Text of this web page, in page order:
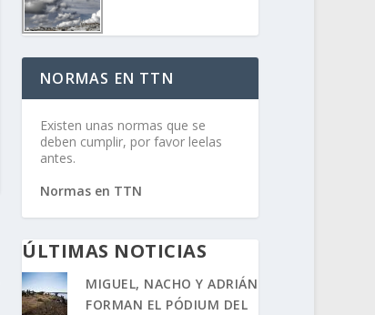
NORMAS EN TTN
Existen unas normas que se
deben cumplir, por favor leelas
antes.
Normas en TTN
ÚLTIMAS NOTICIAS
MIGUEL, NACHO Y ADRIÁN
FORMAN EL PÓDIUM DEL